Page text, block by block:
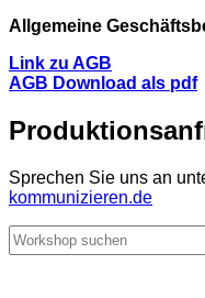
Allgemeine
Link zu AGB
AGB Download als pdf
Sprechen Sie uns an
kommunizieren.de
Suchen